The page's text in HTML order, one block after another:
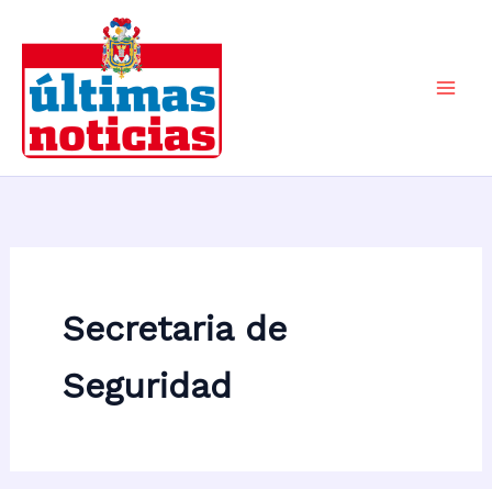
contenido
Secretaria de
Seguridad